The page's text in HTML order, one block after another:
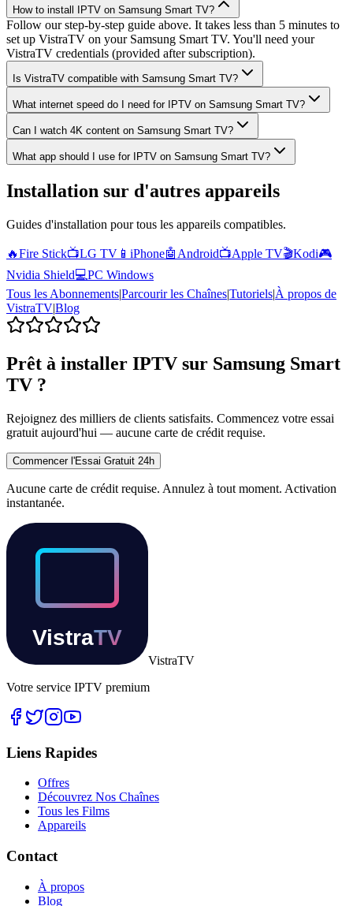
How to install IPTV on Samsung Smart TV?
Follow our step-by-step guide above. It takes less than 5 minutes to
set up VistraTV on your Samsung Smart TV. You'll need your
VistraTV credentials (provided after subscription).
Is VistraTV compatible with Samsung Smart TV?
What internet speed do I need for IPTV on Samsung Smart TV?
Can I watch 4K content on Samsung Smart TV?
What app should I use for IPTV on Samsung Smart TV?
Installation sur d'autres appareils
Guides d'installation pour tous les appareils compatibles.
🔥Fire Stick📺LG TV 📱 iPhone🤖 Android📺Apple TV🎬Kodi🎮
Nvidia Shield💻PC Windows
Tous les Abonnements|Parcourir les Chaînes|Tutoriels|À propos de
VistraTV|Blog
Prêt à installer IPTV sur Samsung Smart
TV ?
Rejoignez des milliers de clients satisfaits. Commencez votre essai
gratuit aujourd'hui — aucune carte de crédit requise.
Commencer l'Essai Gratuit 24h
Aucune carte de crédit requise. Annulez à tout moment. Activation
instantanée.
VistraTV
Votre service IPTV premium
Liens Rapides
Offres
Découvrez Nos Chaînes
Tous les Films
Appareils
Contact
À propos
Blog